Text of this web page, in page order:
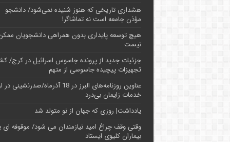
هشداری تاریخی که هنوز شنیده نمی‌شود/ دانشجو
مؤذن جامعه است نه تماشاگر!
هیچ توسعه پایداری بدون همراهی دانشجویان
نیست
جزئیات جدید از پرونده جاسوس اسرائیل در کرج/‌
تجهیزات پیچیده جاسوسی از متهم
عناوین روزنامه‌های البرز در ‌18 آذرماه/صدرنشینی
خدمات زایمان بی‌درد
یادداشت| روزی که جهان از نو متولد شد
وقتی وقف چراغ امید نیازمندان می شود/ موقوفه ای
بیماران کلیوی ایستاد